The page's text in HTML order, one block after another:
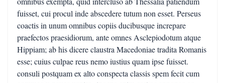
fuisset, cui procul inde abscedere tutum non esset. Perseus
coactis in unum omnibus copiis ducibusque increpare
praefectos praesidiorum, ante omnes Asclepiodotum atque
Hippiam; ab his dicere claustra Macedoniae tradita Romanis
esse; cuius culpae reus nemo iustius quam ipse fuisset.
consuli postquam ex alto conspecta classis spem fecit cum